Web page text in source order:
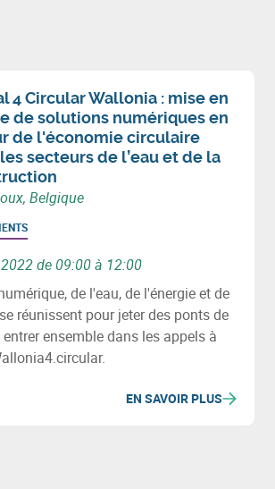
4 Circular Wallonia : mise en
de solutions numériques en
de l'économie circulaire
secteurs de l’eau et de la
Belgique
de 09:00 à 12:00
de l'eau, de l'énergie et de
réunissent pour jeter des ponts de
ensemble dans les appels à
EN SAVOIR PLUS